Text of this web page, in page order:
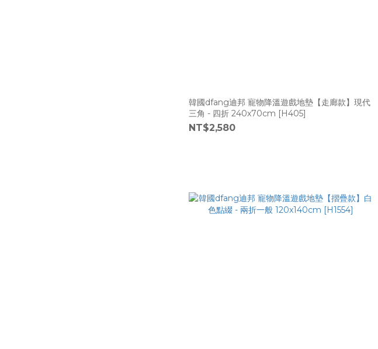
韓國dfang迪邦 寵物降溫遊戲地墊【走廊款】現代
三角 - 四折 240x70cm [H405]
NT$2,580